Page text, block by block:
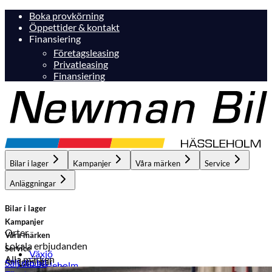
Boka provkörning
Öppettider & kontakt
Finansiering
Företagsleasing
Privatleasing
Finansiering
Bilar i lager Kampanjer Våra märken Service
Anläggningar
Bilar i lager
Orter
Växjö
Hässleholm
Kampanjer
Lokala erbjudanden
Hässleholm
Våra märken
Alla märken
Service
Anläggningar
Sälj din bil